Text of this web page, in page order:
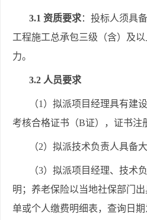
3.1 资质要求：投标人须具
工程施工总承包三级（含）及
力。
3.2 人员要求
（1）拟派项目经理具有建
考核合格证书（B证），证书注
（2）拟派技术负责人具备
（3）拟派项目经理、技术
明；养老保险以当地社保部门
单或个人缴费明细表，查询日